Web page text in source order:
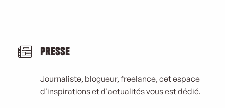
Presse
Journaliste, blogueur, freelance, cet espace
d'inspirations et d'actualités vous est dédié.